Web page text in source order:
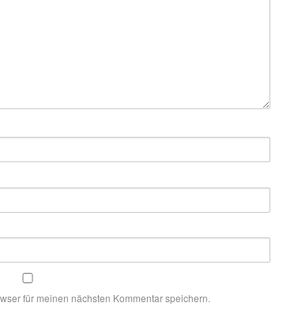
für meinen nächsten Kommentar speichern.